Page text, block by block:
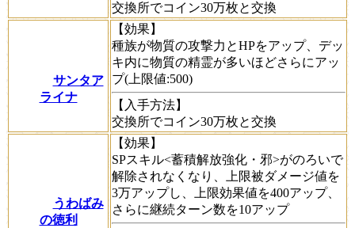
交換所でコイン30万枚と交換
サンタア
ライナ
【効果】
種族が物質の攻撃力とHPをアップ、デッ
キ内に物質の精霊が多いほどさらにアッ
プ(上限値:500)
【入手方法】
交換所でコイン30万枚と交換
うわばみ
の徳利
【効果】
SPスキル<蓄積解放強化・邪>がのろいで
解除されなくなり、上限被ダメージ値を
3万アップし、上限効果値を400アップ、
さらに継続ターン数を10アップ